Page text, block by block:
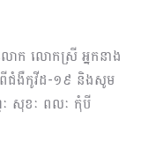
ោក លោកស្រី អ្នកនាង
ជំងឺកូវីដ-១៩ និងសូម
ៈ សុខៈ ពលៈ កុំបី